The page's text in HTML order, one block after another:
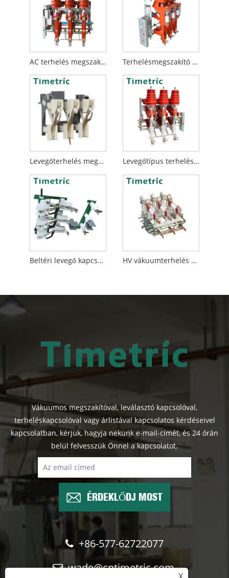
AC terhelés megszakító kapcsoló Terhelésmegszakító kapcsoló
Levegőterhelés megszakító kapcsoló Levegőtípus terhelésmegszakító kapcsoló
Beltéri levegő kapcsoló szakaszoló HV vákuumterhelés kapcsoló
Vákuumos megszakítóval, leválasztó kapcsolóval,
terheléskapcsolóval vagy árlistával kapcsolatos kérdéseivel
kapcsolatban, kérjük, hagyja nekünk e-mail-címét, és 24 órán
belül felvesszük Önnel a kapcsolatot.
ÉRDEKLŐDJ MOST
+86-577-62722077
wade@cntimetric.com